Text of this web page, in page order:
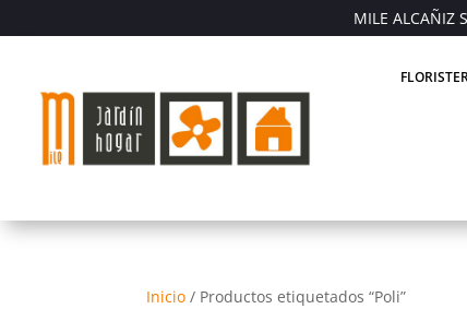
MILE ALCAÑIZ
Inicio / Productos etiquetados “Poli”